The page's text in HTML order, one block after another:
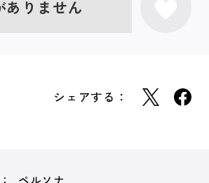
ありません
シェアする：
ペルソナ